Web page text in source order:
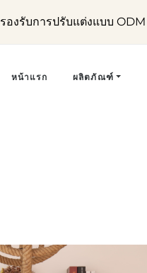
รองรับการปรับแต่งแบบ
หน้าแรก ผลิตภัณฑ์